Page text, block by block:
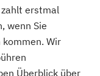
erstmal
wenn Sie
Wir
Überblick über